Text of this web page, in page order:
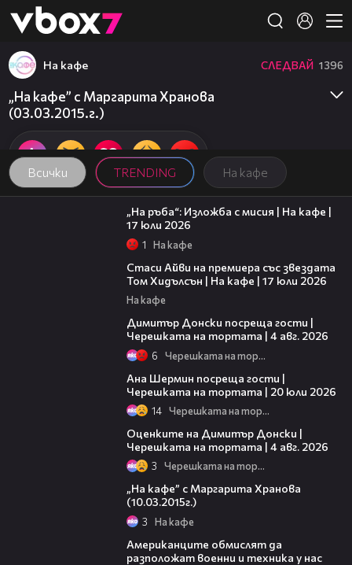
👾
Всички TRENDING На кафе
На кафе СЛЕДВАЙ 1396
„На кафе” с Маргарита Хранова
(03.03.2015.г.)
09:09
„На ръба“: Изложба с мисия | На кафе |
17 юли 2026
1 На кафе
Стаси Айви на премиера със звездата
Том Хидълсън | На кафе | 17 юли 2026
На кафе
Димитър Донски посреща гости |
Черешката на тортата | 4 авг. 2026
6 Черешката на тортата
Ана Шермин посреща гости |
Черешката на тортата | 20 юли 2026
14 Черешката на тортата
Оценките на Димитър Донски |
Черешката на тортата | 4 авг. 2026
3 Черешката на тортата
„На кафе” с Маргарита Хранова
(10.03.2015г.)
3 На кафе
Американците обмислят да
разположат военни и техника у нас